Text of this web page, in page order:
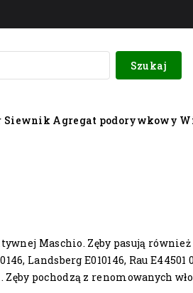
Szukaj
Siewnik Agregat podorywkowy
Maschio. Zęby pasują również
Landsberg E010146, Rau
pochodzą z renomowanych